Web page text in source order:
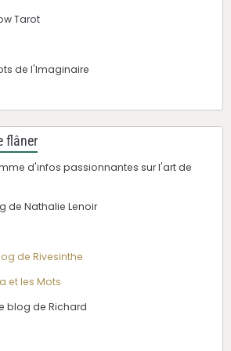
Tarot
de l'Imaginaire
flâner
d'infos passionnantes sur l'art de
de Nathalie Lenoir
de Rivesinthe
et les Mots
blog de Richard